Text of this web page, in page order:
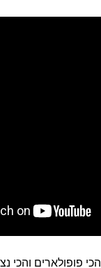
פופולארים והכי